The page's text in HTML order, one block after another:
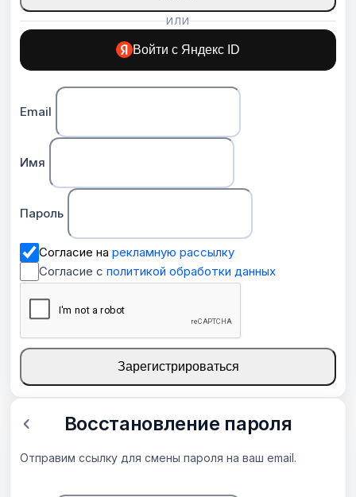
ИЛИ
Войти с Яндекс ID
Email
Имя
Пароль
Согласие на рекламную рассылку
Согласие с политикой обработки данных
Зарегистрироваться
Восстановление пароля
Отправим ссылку для смены пароля на ваш email.